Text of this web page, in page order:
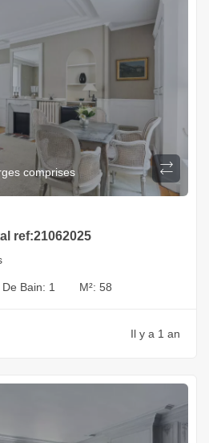
comprises
ref:21062025
De Bain: 1 M²: 58
Il y a 1 an